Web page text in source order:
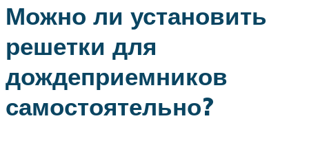
Можно ли установить
решетки для
дождеприемников
самостоятельно?